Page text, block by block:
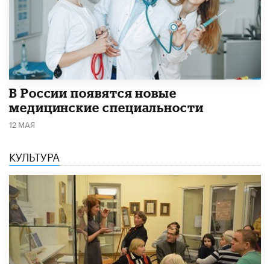
В России появятся новые
медицинские специальности
12 МАЯ
КУЛЬТУРА